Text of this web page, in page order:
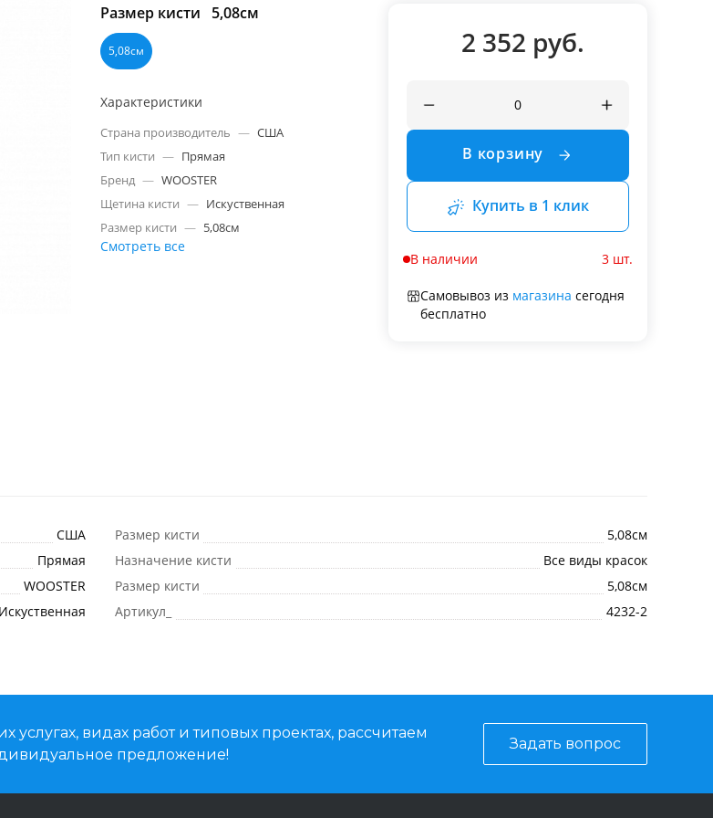
Размер кисти 5,08см
5,08см
Характеристики
Страна производитель — США
Тип кисти — Прямая
Бренд — WOOSTER
Щетина кисти — Искуственная
Размер кисти — 5,08см
Смотреть все
2 352 руб.
В корзину
Купить в 1 клик
В наличии 3 шт.
Самовывоз из магазина сегодня
бесплатно
США
Прямая
WOOSTER
Искуственная
Размер кисти
5,08см
Назначение кисти
Все виды красок
Размер кисти
5,08см
Артикул_
4232-2
видах работ и типовых проектах, рассчитаем
предложение!
Задать вопрос